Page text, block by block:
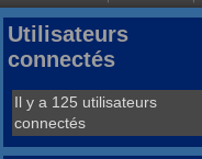
Utilisateurs
connectés
Il y a 125 utilisateurs
connectés